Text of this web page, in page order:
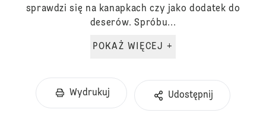
sprawdzi się na kanapkach czy jako dodatek do
deserów. Spróbu...
POKAŻ WIĘCEJ +
Wydrukuj Udostępnij